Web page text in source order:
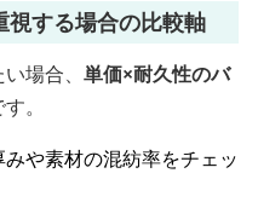
視する場合の比較軸
場合、 単価×耐久性のバ
。
みや素材の混紡率をチェッ